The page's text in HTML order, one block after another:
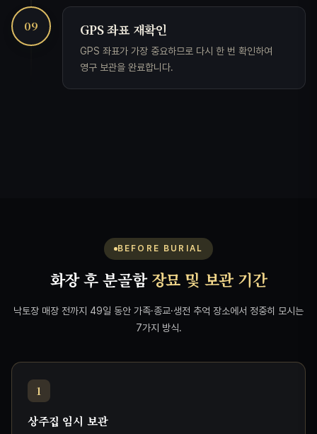
09 GPS 좌표 재확인
GPS 좌표가 가장 중요하므로 다시 한 번 확인하여
영구 보관을 완료합니다.
BEFORE BURIAL
화장 후 분골함장묘 및 보관 기간
낙토장 매장 전까지 49일 동안 가족·종교·생전 추억 장소에서 정중히 모시는
7가지 방식.
1
상주집 임시 보관